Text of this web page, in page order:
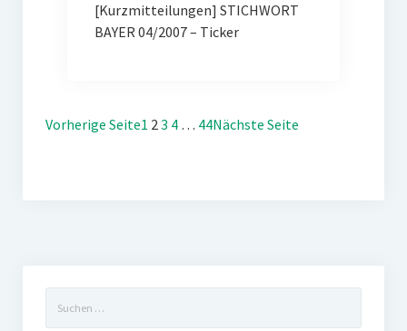
[Kurzmitteilungen] STICHWORT
BAYER 04/2007 – Ticker
Vorherige Seite1 23 4 … 44Nächste Seite
nach: